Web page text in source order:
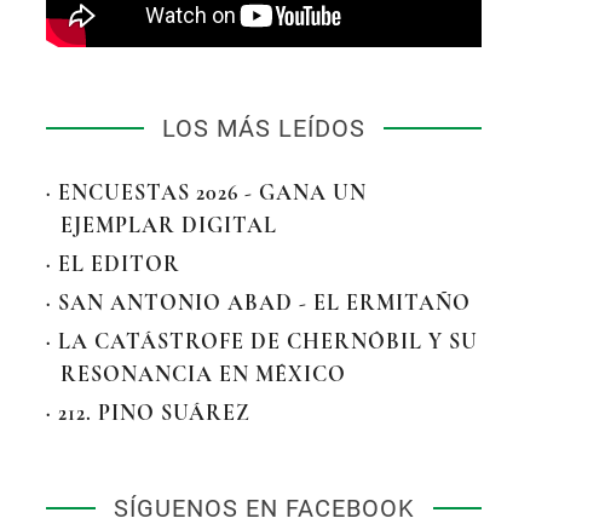
LOS MÁS LEÍDOS
· ENCUESTAS 2026 - GANA UN
EJEMPLAR DIGITAL
· EL EDITOR
· SAN ANTONIO ABAD - EL ERMITAÑO
· LA CATÁSTROFE DE CHERNÓBIL Y SU
RESONANCIA EN MÉXICO
· 212. PINO SUÁREZ
SÍGUENOS EN FACEBOOK